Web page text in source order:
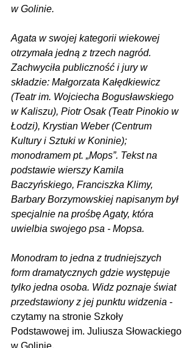
w Golinie.
Agata w swojej kategorii wiekowej
otrzymała jedną z trzech nagród.
Zachwyciła publiczność i jury w
składzie: Małgorzata Kałędkiewicz
(Teatr im. Wojciecha Bogusławskiego
w Kaliszu), Piotr Osak (Teatr Pinokio w
Łodzi), Krystian Weber (Centrum
Kultury i Sztuki w Koninie);
monodramem pt. „Mops”. Tekst na
podstawie wierszy Kamila
Baczyńskiego, Franciszka Klimy,
Barbary Borzymowskiej napisanym był
specjalnie na prośbę Agaty, która
uwielbia swojego psa - Mopsa.
Monodram to jedna z trudniejszych
form dramatycznych gdzie występuje
tylko jedna osoba. Widz poznaje świat
przedstawiony z jej punktu widzenia -
czytamy na stronie Szkoły
Podstawowej im. Juliusza Słowackiego
w Golinie.